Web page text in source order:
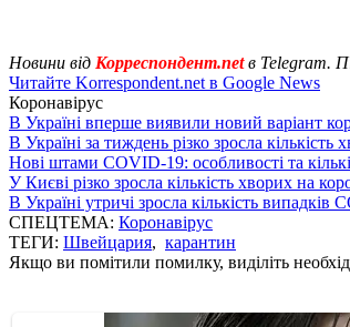
Новини від Корреспондент.netв Telegram.
Читайте Korrespondent.net в Google News
Коронавірус
В Україні вперше виявили новий варіант
В Україні за тиждень різко зросла
Нові штами COVID-19: особливості та
У Києві різко зросла кількість хворих на
В Україні утричі зросла кількість випадків
СПЕЦТЕМА: Коронавірус
ТЕГИ: Швейцария, карантин
Якщо ви помітили помилку, виділіть